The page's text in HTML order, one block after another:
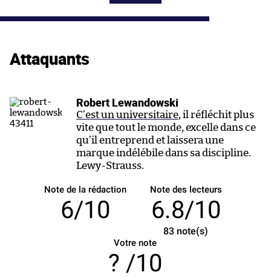
Attaquants
Robert Lewandowski
C’est un universitaire, il réfléchit plus
vite que tout le monde, excelle dans ce
qu’il entreprend et laissera une
marque indélébile dans sa discipline.
Lewy-Strauss.
Note de la rédaction
6/10
Note des lecteurs
6.8/10
83 note(s)
Votre note
/10